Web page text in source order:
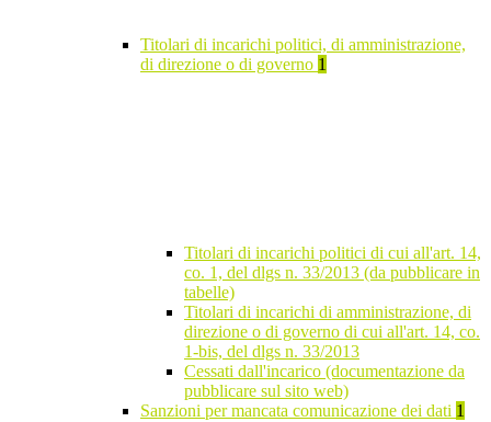
Titolari di incarichi politici, di amministrazione,
di direzione o di governo 1
Titolari di incarichi politici di cui all'art. 14,
co. 1, del dlgs n. 33/2013 (da pubblicare in
tabelle)
Titolari di incarichi di amministrazione, di
direzione o di governo di cui all'art. 14, co.
1-bis, del dlgs n. 33/2013
Cessati dall'incarico (documentazione da
pubblicare sul sito web)
Sanzioni per mancata comunicazione dei dati 1